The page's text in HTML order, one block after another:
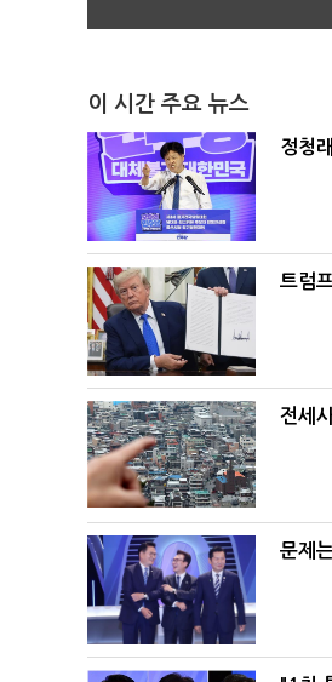
이 시간 주요 뉴스
정청
트럼
전세
문제